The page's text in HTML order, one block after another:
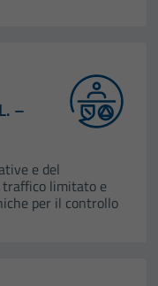
–
e del
traffico limitato e
per il controllo